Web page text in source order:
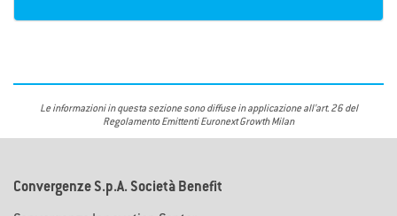
Le informazioni in questa sezione sono diffuse in applicazione all’art. 26 del
Regolamento Emittenti Euronext Growth Milan
Convergenze S.p.A. Società Benefit